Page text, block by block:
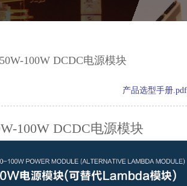
100W DCDC电源模块
产品选型手册.pdf
100W DCDC电源模块